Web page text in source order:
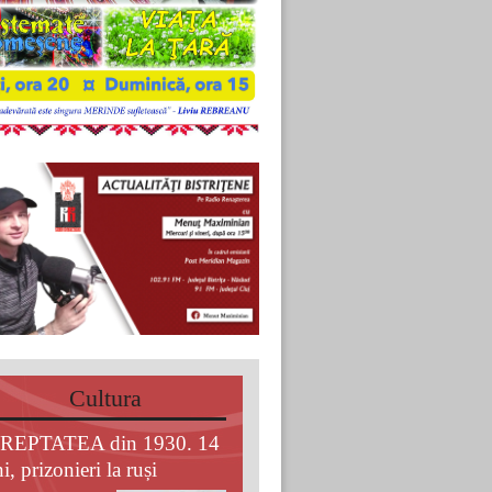
Cultura
din 1930. 14
prizonieri la ruși